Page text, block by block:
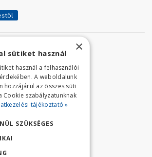
Vércse út 17.
06 (56) 423-324
(56) 429-771
857
információ:
×
sütiket használ
használ a felhasználói
A weboldalunk
hozzájárul az összes süti
Cookie szabályzatunknak
tájékoztató »
SZÜKSÉGES